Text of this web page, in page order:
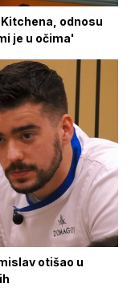
odnosu
je u očima'
otišao u